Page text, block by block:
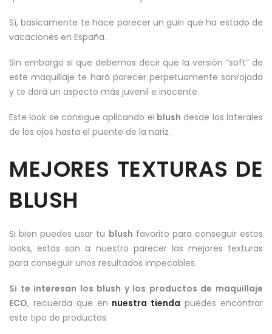
Sí, basicamente te hace parecer un guiri que ha estado de
vacaciones en España.
Sin embargo si que debemos decir que la versión “soft” de
este maquillaje te hará parecer perpetuamente sonrojada
y te dará un aspecto más juvenil e inocente.
Este look se consigue aplicando el blush desde los laterales
de los ojos hasta el puente de la nariz.
MEJORES TEXTURAS DE
BLUSH
Si bien puedes usar tu blush favorito para conseguir estos
looks, estas son a nuestro parecer las mejores texturas
para conseguir unos resultados impecables.
Si te interesan los blush y los productos de maquillaje
ECO, recuerda que en nuestra tienda puedes encontrar
este tipo de productos.